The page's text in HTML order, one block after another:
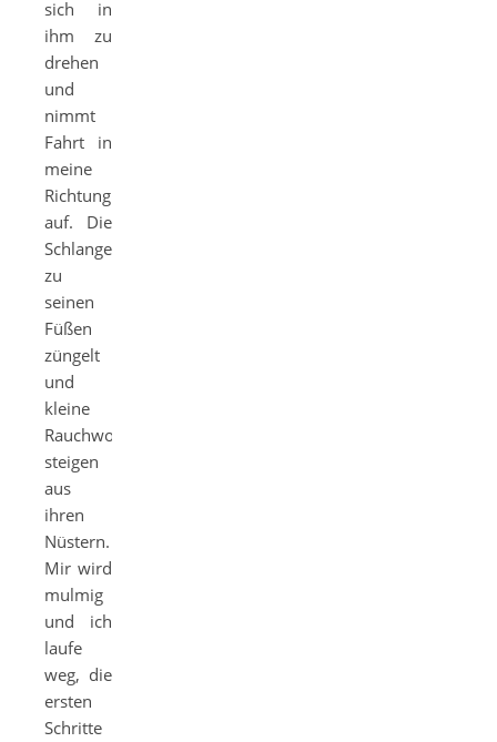
sich in
ihm zu
drehen
und
nimmt
Fahrt in
meine
Richtung
auf. Die
Schlange
zu
seinen
Füßen
züngelt
und
kleine
Rauchwolken
steigen
aus
ihren
Nüstern.
Mir wird
mulmig
und ich
laufe
weg, die
ersten
Schritte